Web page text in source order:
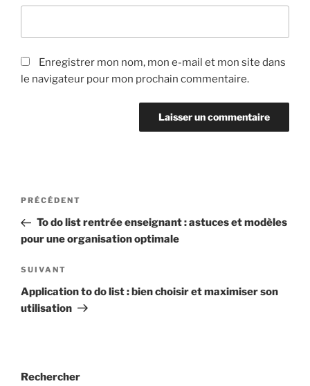
Enregistrer mon nom, mon e-mail et mon site dans
le navigateur pour mon prochain commentaire.
Navigation
l’article
Article
précédent
PRÉCÉDENT
To do list rentrée enseignant : astuces et modèles
pour une organisation optimale
Article
suivant
SUIVANT
Application to do list : bien choisir et maximiser son
utilisation
Rechercher